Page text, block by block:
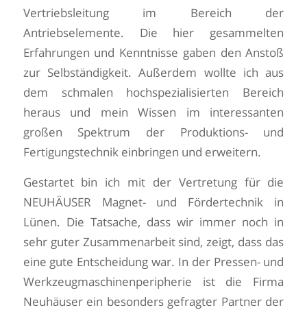
Vertriebsleitung im Bereich der
Antriebselemente. Die hier gesammelten
Erfahrungen und Kenntnisse gaben den Anstoß
zur Selbständigkeit. Außerdem wollte ich aus
dem schmalen hochspezialisierten Bereich
heraus und mein Wissen im interessanten
großen Spektrum der Produktions- und
Fertigungstechnik einbringen und erweitern.
Gestartet bin ich mit der Vertretung für die
NEUHÄUSER Magnet- und Fördertechnik in
Lünen. Die Tatsache, dass wir immer noch in
sehr guter Zusammenarbeit sind, zeigt, dass das
eine gute Entscheidung war. In der Pressen- und
Werkzeugmaschinenperipherie ist die Firma
Neuhäuser ein besonders gefragter Partner der